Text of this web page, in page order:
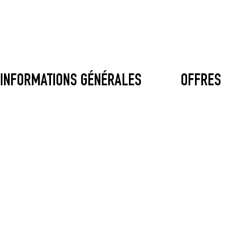
INFORMATIONS GÉNÉRALES OFFRES